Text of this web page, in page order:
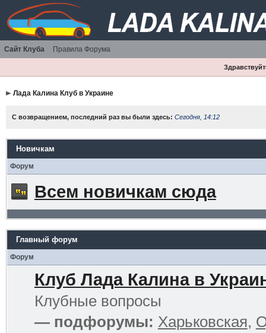
Сайт Клуба Правила Форума
Лада Калина Клуб в Украине
С возвращением, последний раз вы были здесь: Сегодня, 14:12
Новичкам
Форум
Всем новичкам сюда
Главный форум
Форум
Клуб Лада Калина в
Клубные вопросы
— подфорумы: Харьковская,